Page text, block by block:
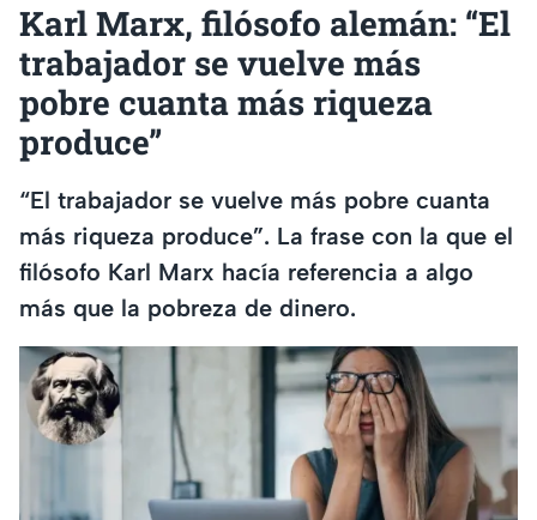
Karl Marx, filósofo alemán: “El
trabajador se vuelve más
pobre cuanta más riqueza
produce”
“El trabajador se vuelve más pobre cuanta
más riqueza produce”. La frase con la que el
filósofo Karl Marx hacía referencia a algo
más que la pobreza de dinero.